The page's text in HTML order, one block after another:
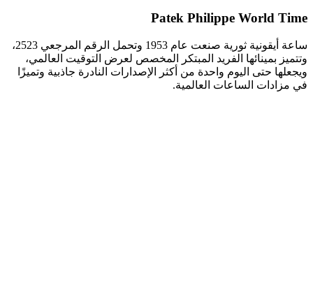
Patek Philippe World Time
ساعة أيقونية ثورية صنعت عام 1953 وتحمل الرقم المرجعي 2523،
وتتميز بمينائها الفريد المبتكر المخصص لعرض التوقيت العالمي،
ويجعلها حتى اليوم واحدة من أكثر الإصدارات النادرة جاذبية وتميزًا
في مزادات الساعات العالمية.